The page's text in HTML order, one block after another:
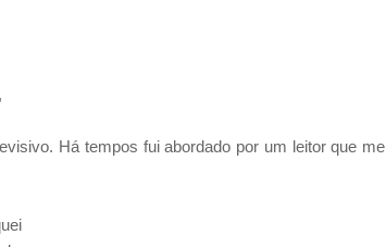
Há tempos fui abordado por um leitor que me